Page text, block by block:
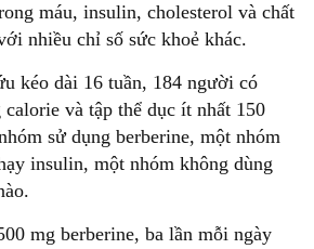
máu, insulin, cholesterol và chất
nhiều chỉ số sức khoẻ khác.
kéo dài 16 tuần, 184 người có
và tập thể dục ít nhất 150
sử dụng berberine, một nhóm
insulin, một nhóm không dùng
mg berberine, ba lần mỗi ngày